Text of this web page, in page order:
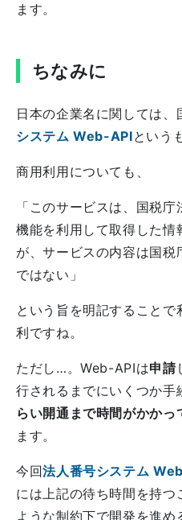
ます。
ちなみに
日本の企業名に関しては、
システム Web-APIという
商用利用についても、
「このサービスは、国税
機能を利用して取得した情
が、サービスの内容は国
ではない」
という旨を明記すること
利ですね。
ただし…。Web-APIは申請
行されるまでにいくつか手
らい開通まで時間がかかっ
ます。
今回法人番号システム
には上記の待ち時間を持
ような制約下で開発を進め